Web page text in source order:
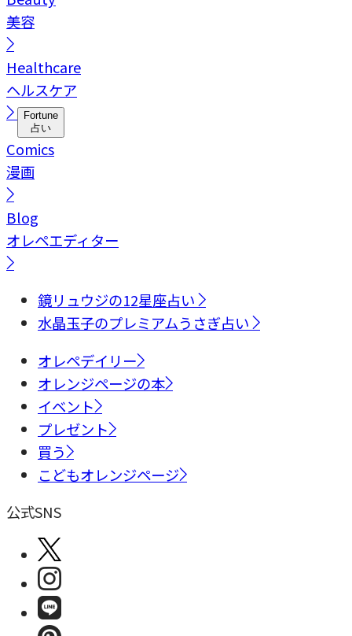
美容
Healthcare
ヘルスケア
Fortune
占い
Comics
漫画
Blog
オレペエディター
鏡リュウジの12星座占い
水晶玉子のプレミアムうさぎ占い
オレペデイリー
オレンジページの本
イベント
プレゼント
買う
こどもオレンジページ
公式SNS